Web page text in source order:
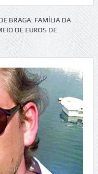
BRAGA: FAMÍLIA DA
DE EUROS DE